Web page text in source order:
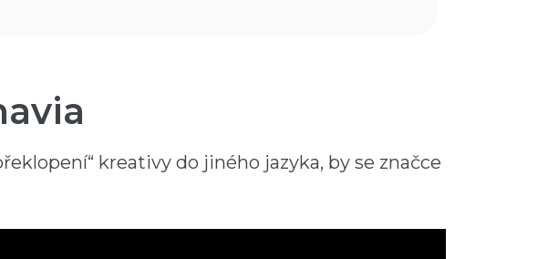
kreativy do jiného jazyka, by se značce